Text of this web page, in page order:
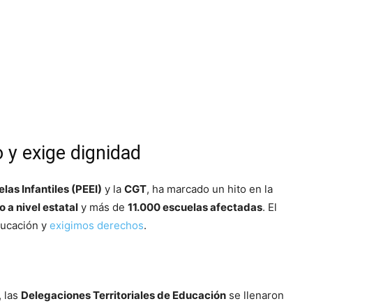
exige dignidad
Infantiles (PEEI) y la CGT, ha marcado un hito en la
a nivel estatal y más de 11.000 escuelas afectadas. El
y exigimos derechos.
las Delegaciones Territoriales de Educación se llenaron